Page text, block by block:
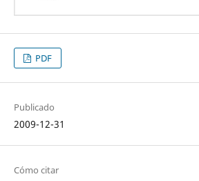
PDF
Publicado
2009-12-31
Cómo citar